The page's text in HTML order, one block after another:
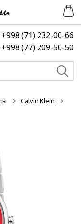
+998 (71) 232-00-66
+998 (77) 209-50-50
Calvin Klein